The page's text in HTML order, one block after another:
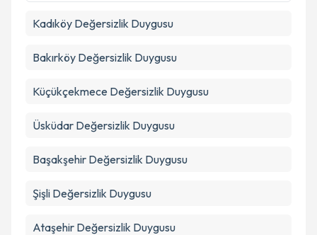
Takvim Talebini Gönder
Kadıköy Değersizlik Duygusu
Bakırköy Değersizlik Duygusu
Küçükçekmece Değersizlik Duygusu
Üsküdar Değersizlik Duygusu
Başakşehir Değersizlik Duygusu
Şişli Değersizlik Duygusu
Ataşehir Değersizlik Duygusu